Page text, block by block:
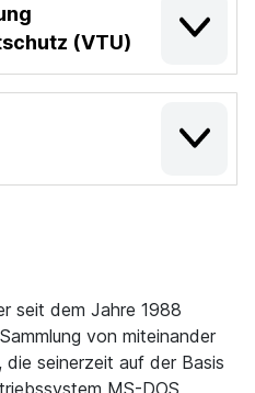
(VTU)
seit dem Jahre 1988
von miteinander
seinerzeit auf der Basis